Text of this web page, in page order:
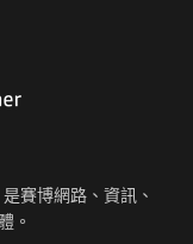
賽博網路、資訊、
。